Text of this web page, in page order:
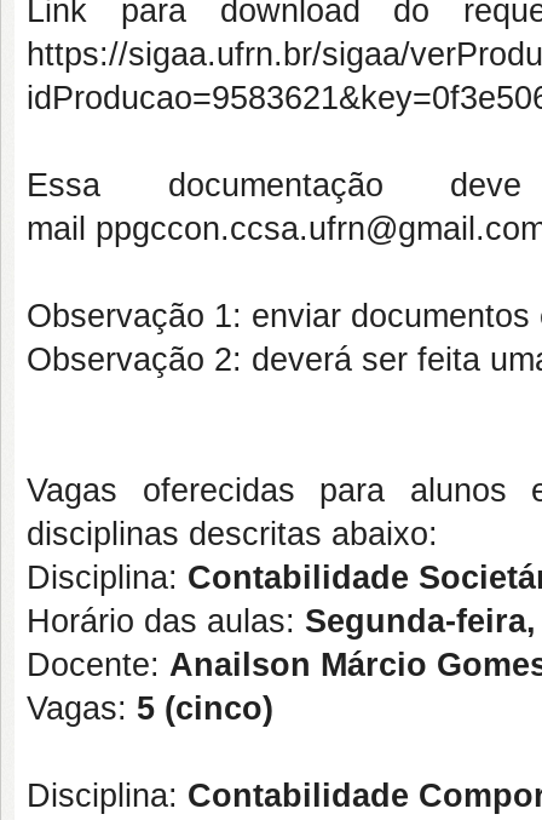
Link para download do
https://sigaa.ufrn.br/sigaa/
Essa documentação
mail
Observação 1: enviar
Observação 2: deverá ser feita
Vagas oferecidas para alunos
disciplinas descritas abaixo:
Disciplina: Contabilidade
Horário das aulas: Segunda-
Docente: Anailson Márcio
Vagas: 5 (cinco)
Disciplina: Contabilidade